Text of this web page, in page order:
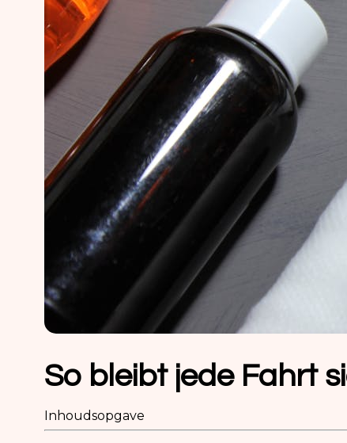
So bleibt jede Fahrt
Inhoudsopgave